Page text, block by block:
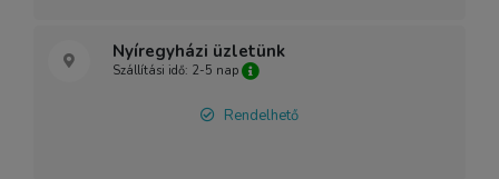
Nyíregyházi üzletünk
Szállítási idő: 2-5 nap
Rendelhető